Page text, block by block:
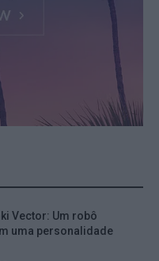
Vector: Um robô
uma personalidade